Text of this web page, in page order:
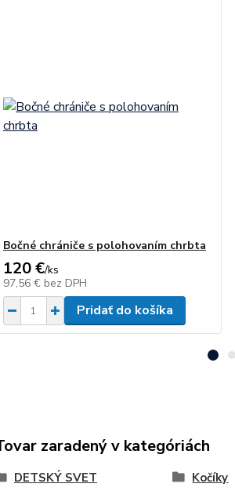
Bočné chrániče s polohovaním chrbta
120 €/ks
97,56 € bez DPH
Pridať do košíka
zaradený v kategóriách
DETSKÝ SVET Kočíky